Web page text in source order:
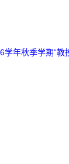
年秋季学期“教